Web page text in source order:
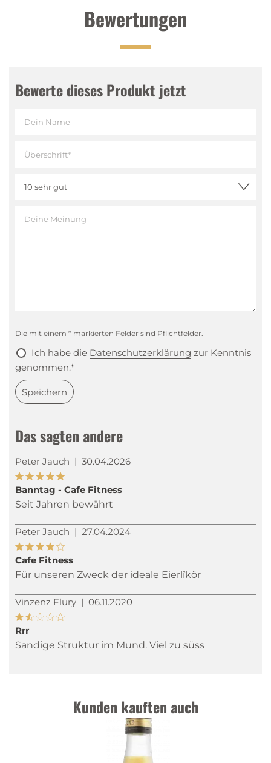
Bewertungen
Das sagten andere
Peter Jauch | 30.04.2026
Banntag - Cafe Fitness
Seit Jahren bewährt
Peter Jauch | 27.04.2024
Cafe Fitness
Für unseren Zweck der ideale Eierlîkör
Vinzenz Flury | 06.11.2020
Rrr
Sandige Struktur im Mund. Viel zu süss
Bewerte dieses Produkt jetzt
Die mit einem * markierten Felder sind Pflichtfelder.
Ich habe die Datenschutzerklärung zur Kenntnis
genommen.*
Speichern
Kunden kauften auch